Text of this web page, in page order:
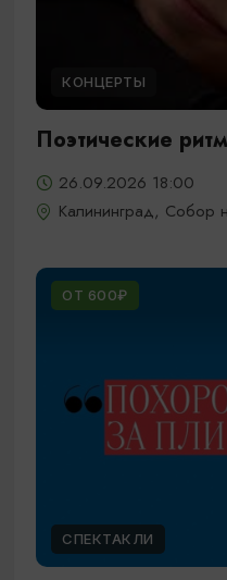
КОНЦЕРТЫ
Поэтические
26.09.2026 18:00
Калининград, Собор
ОТ 600₽
СПЕКТАКЛИ